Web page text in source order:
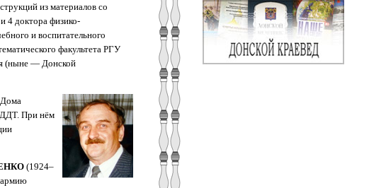
из материалов со
4 доктора физико-
и воспитательного
факультета РГУ
(ныне — Донской
Дома
ДДТ. При нём
(1924–
армию